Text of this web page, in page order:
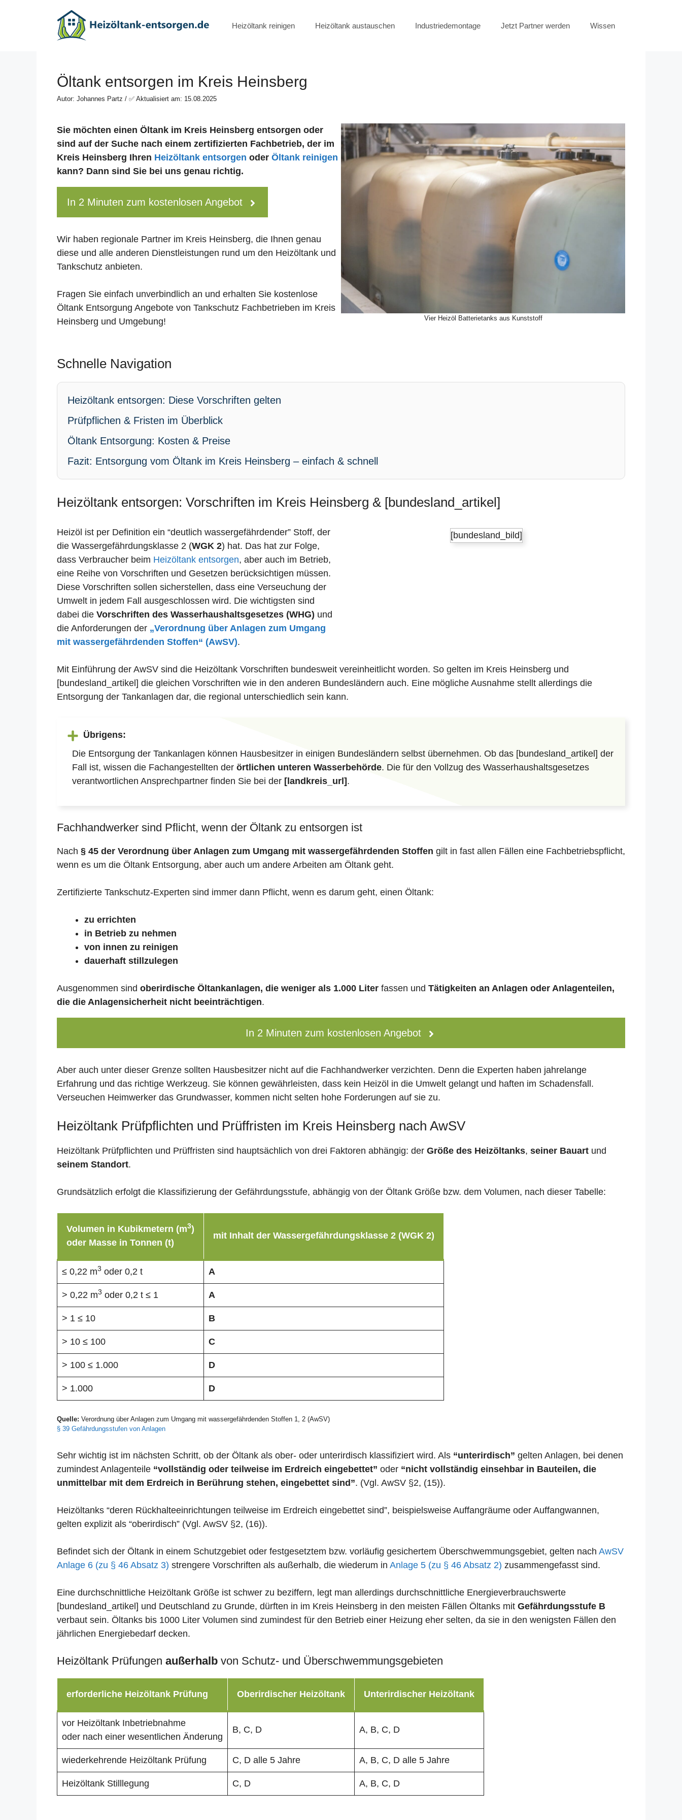
Heizöltank reinigen Heizöltank austauschen Industriedemontage Jetzt Partner werden Wissen
Öltank entsorgen im Kreis Heinsberg
Autor: Johannes Partz / ✅ Aktualisiert am: 15.08.2025
Sie möchten einen Öltank im Kreis Heinsberg entsorgen oder
sind auf der Suche nach einem zertifizierten Fachbetrieb, der im
Kreis Heinsberg Ihren Heizöltank entsorgen oder Öltank reinigen
kann? Dann sind Sie bei uns genau richtig.
In 2 Minuten zum kostenlosen Angebot
Wir haben regionale Partner im Kreis Heinsberg, die Ihnen genau
diese und alle anderen Dienstleistungen rund um den Heizöltank und
Tankschutz anbieten.
Fragen Sie einfach unverbindlich an und erhalten Sie kostenlose
Öltank Entsorgung Angebote von Tankschutz Fachbetrieben im Kreis
Heinsberg und Umgebung!
Vier Heizöl Batterietanks aus Kunststoff
Schnelle Navigation
Heizöltank entsorgen: Diese Vorschriften gelten
Prüfpflichen & Fristen im Überblick
Öltank Entsorgung: Kosten & Preise
Fazit: Entsorgung vom Öltank im Kreis Heinsberg – einfach & schnell
Heizöltank entsorgen: Vorschriften im Kreis Heinsberg & [bundesland_artikel]
Heizöl ist per Definition ein “deutlich wassergefährdender” Stoff, der
die Wassergefährdungsklasse 2 (WGK 2) hat. Das hat zur Folge,
dass Verbraucher beim Heizöltank entsorgen, aber auch im Betrieb,
eine Reihe von Vorschriften und Gesetzen berücksichtigen müssen.
Diese Vorschriften sollen sicherstellen, dass eine Verseuchung der
Umwelt in jedem Fall ausgeschlossen wird. Die wichtigsten sind
dabei die Vorschriften des Wasserhaushaltsgesetzes (WHG) und
die Anforderungen der „Verordnung über Anlagen zum Umgang
mit wassergefährdenden Stoffen“ (AwSV).
[bundesland_bild]
Mit Einführung der AwSV sind die Heizöltank Vorschriften bundesweit vereinheitlicht worden. So gelten im Kreis Heinsberg und
[bundesland_artikel] die gleichen Vorschriften wie in den anderen Bundesländern auch. Eine mögliche Ausnahme stellt allerdings die
Entsorgung der Tankanlagen dar, die regional unterschiedlich sein kann.
Übrigens:
Die Entsorgung der Tankanlagen können Hausbesitzer in einigen Bundesländern selbst übernehmen. Ob das [bundesland_artikel] der
Fall ist, wissen die Fachangestellten der örtlichen unteren Wasserbehörde. Die für den Vollzug des Wasserhaushaltsgesetzes
verantwortlichen Ansprechpartner finden Sie bei der [landkreis_url].
Fachhandwerker sind Pflicht, wenn der Öltank zu entsorgen ist
Nach § 45 der Verordnung über Anlagen zum Umgang mit wassergefährdenden Stoffen gilt in fast allen Fällen eine Fachbetriebspflicht,
wenn es um die Öltank Entsorgung, aber auch um andere Arbeiten am Öltank geht.
Zertifizierte Tankschutz-Experten sind immer dann Pflicht, wenn es darum geht, einen Öltank:
zu errichten
in Betrieb zu nehmen
von innen zu reinigen
dauerhaft stillzulegen
Ausgenommen sind oberirdische Öltankanlagen, die weniger als 1.000 Liter fassen und Tätigkeiten an Anlagen oder Anlagenteilen,
die die Anlagensicherheit nicht beeinträchtigen.
In 2 Minuten zum kostenlosen Angebot
Aber auch unter dieser Grenze sollten Hausbesitzer nicht auf die Fachhandwerker verzichten. Denn die Experten haben jahrelange
Erfahrung und das richtige Werkzeug. Sie können gewährleisten, dass kein Heizöl in die Umwelt gelangt und haften im Schadensfall.
Verseuchen Heimwerker das Grundwasser, kommen nicht selten hohe Forderungen auf sie zu.
Heizöltank Prüfpflichten und Prüffristen im Kreis Heinsberg nach AwSV
Heizöltank Prüfpflichten und Prüffristen sind hauptsächlich von drei Faktoren abhängig: der Größe des Heizöltanks, seiner Bauart und
seinem Standort.
Grundsätzlich erfolgt die Klassifizierung der Gefährdungsstufe, abhängig von der Öltank Größe bzw. dem Volumen, nach dieser Tabelle:
Volumen in Kubikmetern (m3)
oder Masse in Tonnen (t)
mit Inhalt der Wassergefährdungsklasse 2 (WGK 2)
≤ 0,22 m3 oder 0,2 t A
> 0,22 m3 oder 0,2 t ≤ 1 A
> 1 ≤ 10 B
> 10 ≤ 100 C
> 100 ≤ 1.000 D
> 1.000 D
Quelle: Verordnung über Anlagen zum Umgang mit wassergefährdenden Stoffen 1, 2 (AwSV)
§ 39 Gefährdungsstufen von Anlagen
Sehr wichtig ist im nächsten Schritt, ob der Öltank als ober- oder unterirdisch klassifiziert wird. Als “unterirdisch” gelten Anlagen, bei denen
zumindest Anlagenteile “vollständig oder teilweise im Erdreich eingebettet” oder “nicht vollständig einsehbar in Bauteilen, die
unmittelbar mit dem Erdreich in Berührung stehen, eingebettet sind”. (Vgl. AwSV §2, (15)).
Heizöltanks “deren Rückhalteeinrichtungen teilweise im Erdreich eingebettet sind”, beispielsweise Auffangräume oder Auffangwannen,
gelten explizit als “oberirdisch” (Vgl. AwSV §2, (16)).
Befindet sich der Öltank in einem Schutzgebiet oder festgesetztem bzw. vorläufig gesichertem Überschwemmungsgebiet, gelten nach AwSV
Anlage 6 (zu § 46 Absatz 3) strengere Vorschriften als außerhalb, die wiederum in Anlage 5 (zu § 46 Absatz 2) zusammengefasst sind.
Eine durchschnittliche Heizöltank Größe ist schwer zu beziffern, legt man allerdings durchschnittliche Energieverbrauchswerte
[bundesland_artikel] und Deutschland zu Grunde, dürften in im Kreis Heinsberg in den meisten Fällen Öltanks mit Gefährdungsstufe B
verbaut sein. Öltanks bis 1000 Liter Volumen sind zumindest für den Betrieb einer Heizung eher selten, da sie in den wenigsten Fällen den
jährlichen Energiebedarf decken.
Heizöltank Prüfungen außerhalb von Schutz- und Überschwemmungsgebieten
erforderliche Heizöltank Prüfung Oberirdischer Heizöltank Unterirdischer Heizöltank
vor Heizöltank Inbetriebnahme
oder nach einer wesentlichen Änderung
B, C, D A, B, C, D
wiederkehrende Heizöltank Prüfung C, D alle 5 Jahre A, B, C, D alle 5 Jahre
Heizöltank Stilllegung C, D A, B, C, D